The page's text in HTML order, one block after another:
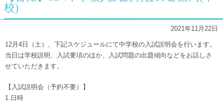
陸上競技部
吹奏楽部
進路指導
年間行事
制服紹介
校)
2021年11月22日
12月4日（土）、下記スケジュールにて中学校の入試説明会を行います。
当日は学校説明、入試要項のほか、入試問題の出題傾向などをお話しさ
せていただきます。
【入試説明会（予約不要）】
1.日時